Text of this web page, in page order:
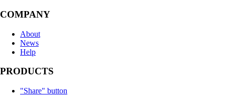
COMPANY
About
News
Help
PRODUCTS
"Share" button